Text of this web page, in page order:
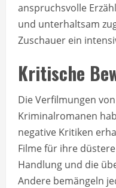
anspruchsvolle
und unterhaltsam
Zuschauer ein
Kritische
Die Verfilmungen
Kriminalromanen
negative Kritiken
Filme für ihre
Handlung und die
Andere bemängeln